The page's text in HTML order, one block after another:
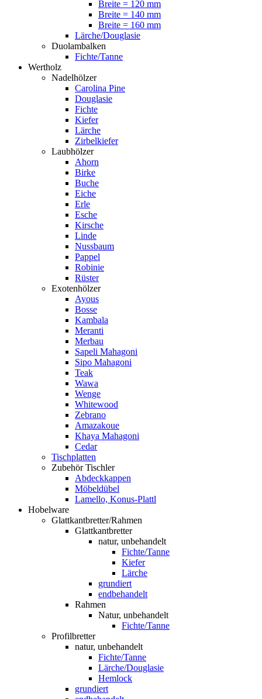
Breite = 120 mm
Breite = 140 mm
Breite = 160 mm
Lärche/Douglasie
Duolambalken
Fichte/Tanne
Wertholz
Nadelhölzer
Carolina Pine
Douglasie
Fichte
Kiefer
Lärche
Zirbelkiefer
Laubhölzer
Ahorn
Birke
Buche
Eiche
Erle
Esche
Kirsche
Linde
Nussbaum
Pappel
Robinie
Rüster
Exotenhölzer
Ayous
Bosse
Kambala
Meranti
Merbau
Sapeli Mahagoni
Sipo Mahagoni
Teak
Wawa
Wenge
Whitewood
Zebrano
Amazakoue
Khaya Mahagoni
Cedar
Tischplatten
Zubehör Tischler
Abdeckkappen
Möbeldübel
Lamello, Konus-Plattl
Hobelware
Glattkantbretter/Rahmen
Glattkantbretter
natur, unbehandelt
Fichte/Tanne
Kiefer
Lärche
grundiert
endbehandelt
Rahmen
Natur, unbehandelt
Fichte/Tanne
Profilbretter
natur, unbehandelt
Fichte/Tanne
Lärche/Douglasie
Hemlock
grundiert